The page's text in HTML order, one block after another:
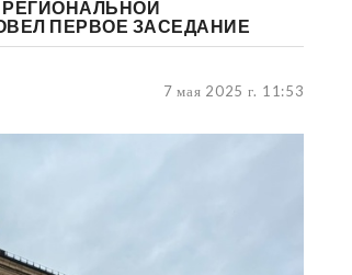
ПЕРВОЕ ЗАСЕДАНИЕ
7 мая 2025 г. 11:53